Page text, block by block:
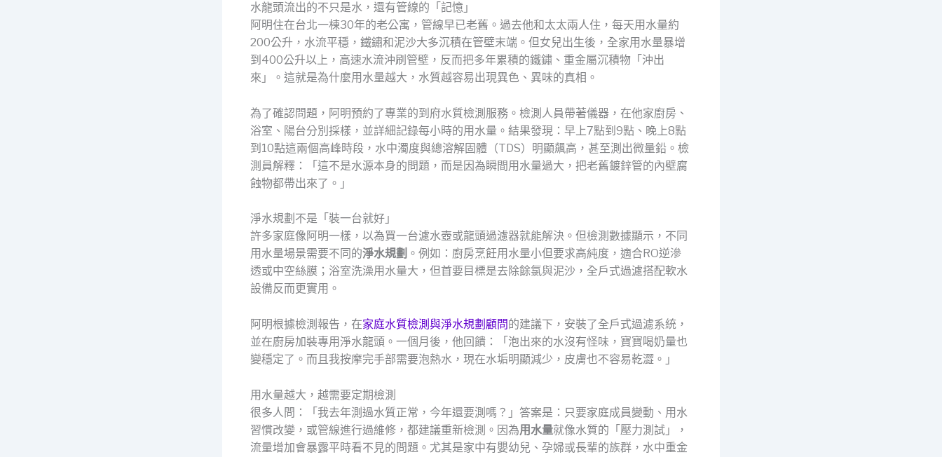
水龍頭流出的不只是水，還有管線的「記憶」
阿明住在台北一棟30年的老公寓，管線早已老舊。過去他和太太兩人住，每天用水量約
200公升，水流平穩，鐵鏽和泥沙大多沉積在管壁末端。但女兒出生後，全家用水量暴增
到400公升以上，高速水流沖刷管壁，反而把多年累積的鐵鏽、重金屬沉積物「沖出
來」。這就是為什麼用水量越大，水質越容易出現異色、異味的真相。
為了確認問題，阿明預約了專業的到府水質檢測服務。檢測人員帶著儀器，在他家廚房、
浴室、陽台分別採樣，並詳細記錄每小時的用水量。結果發現：早上7點到9點、晚上8點
到10點這兩個高峰時段，水中濁度與總溶解固體（TDS）明顯飆高，甚至測出微量鉛。檢
測員解釋：「這不是水源本身的問題，而是因為瞬間用水量過大，把老舊鍍鋅管的內壁腐
蝕物都帶出來了。」
淨水規劃不是「裝一台就好」
許多家庭像阿明一樣，以為買一台濾水壺或龍頭過濾器就能解決。但檢測數據顯示，不同
用水量場景需要不同的淨水規劃 。例如：廚房烹飪用水量小但要求高純度，適合RO逆滲
透或中空絲膜；浴室洗澡用水量大，但首要目標是去除餘氯與泥沙，全戶式過濾搭配軟水
設備反而更實用。
阿明根據檢測報告，在家庭水質檢測與淨水規劃顧問的建議下，安裝了全戶式過濾系統，
並在廚房加裝專用淨水龍頭。一個月後，他回饋：「泡出來的水沒有怪味，寶寶喝奶量也
變穩定了。而且我按摩完手部需要泡熱水，現在水垢明顯減少，皮膚也不容易乾澀。」
用水量越大，越需要定期檢測
很多人問：「我去年測過水質正常，今年還要測嗎？」答案是：只要家庭成員變動、用水
習慣改變，或管線進行過維修，都建議重新檢測。因為用水量就像水質的「壓力測試」，
流量增加會暴露平時看不見的問題。尤其是家中有嬰幼兒、孕婦或長輩的族群，水中重金